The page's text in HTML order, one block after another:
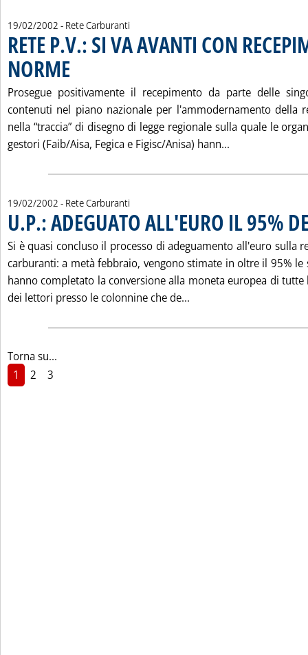
19/02/2002 - Rete Carburanti
RETE P.V.: SI VA AVANTI CON
NORME
Prosegue positivamente il recepimento da parte delle
contenuti nel piano nazionale per l'ammodernamento della
nella “traccia” di disegno di legge regionale sulla quale le
gestori (Faib/Aisa, Fegica e Figisc/Anisa) hann...
19/02/2002 - Rete Carburanti
U.P.: ADEGUATO ALL'EURO IL 95%
Si è quasi concluso il processo di adeguamento all'euro sulla
carburanti: a metà febbraio, vengono stimate in oltre il 95% le
hanno completato la conversione alla moneta europea di tutte
dei lettori presso le colonnine che de...
Torna su...
1
2 3